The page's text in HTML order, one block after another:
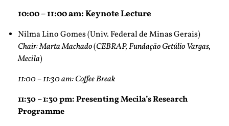
10:00 – 11:00 am: Keynote Lecture
Nilma Lino Gomes (Univ. Federal de Minas Gerais)
Chair: Marta Machado(CEBRAP, Fundação Getúlio Vargas,
Mecila)
11:00 – 11:30 am: Coffee Break
11:30 – 1:30 pm: Presenting Mecila’s Research
Programme